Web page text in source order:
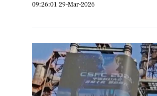
09:26:01 29-Mar-2026